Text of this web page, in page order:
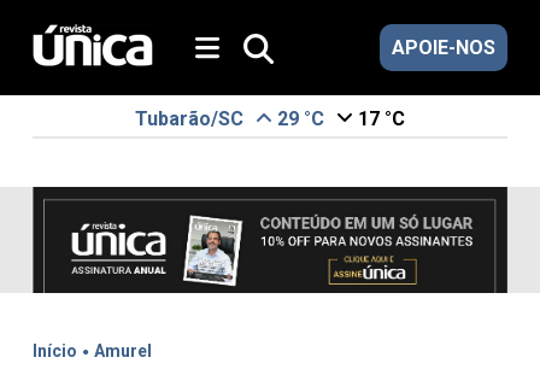
APOIE-NOS
Tubarão/SC 29 °C 17 °C
Início . Amurel